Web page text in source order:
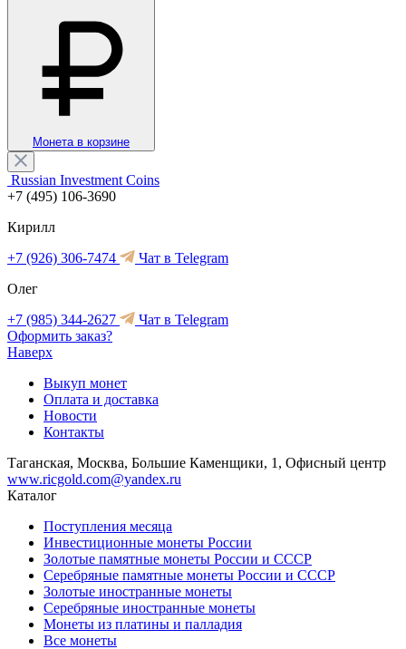
Монета в корзине
Russian Investment Coins
+7 (495) 106-3690
Кирилл
+7 (926) 306-7474
Чат в Telegram
Олег
+7 (985) 344-2627
Чат в Telegram
Оформить заказ?
Наверх
Выкуп монет
Оплата и доставка
Новости
Контакты
Таганская, Москва, Большие Каменщики, 1, Офисный центр
www.ricgold.com@yandex.ru
Каталог
Поступления месяца
Инвестиционные монеты России
Золотые памятные монеты России и СССР
Серебряные памятные монеты России и СССР
Золотые иностранные монеты
Серебряные иностранные монеты
Монеты из платины и палладия
Все монеты